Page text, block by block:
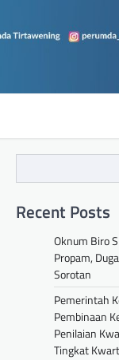
Recent Posts
Oknum Biro
Propam,
Sorotan
Pemerintah
Pembinaan
Penilaian
Tingkat